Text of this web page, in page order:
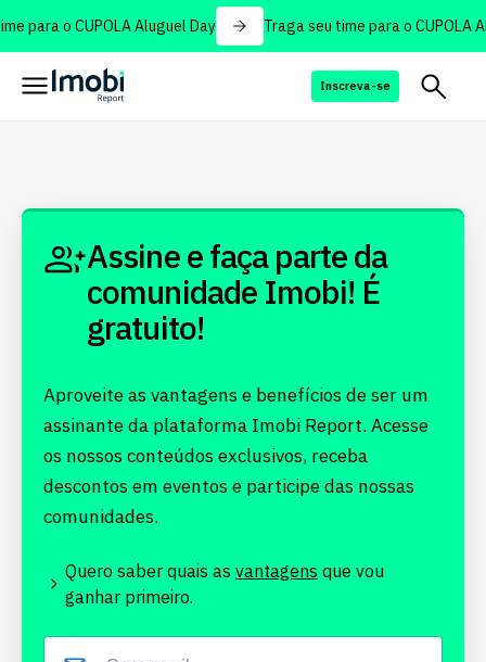
para o CUPOLA Aluguel Day Traga seu time para o CUPOLA
Inscreva-se
Assine e faça parte da
comunidade Imobi! É
gratuito!
Aproveite as vantagens e benefícios de ser um
assinante da plataforma Imobi Report. Acesse
os nossos conteúdos exclusivos, receba
descontos em eventos e participe das nossas
comunidades.
Quero saber quais as vantagens que vou
ganhar primeiro.